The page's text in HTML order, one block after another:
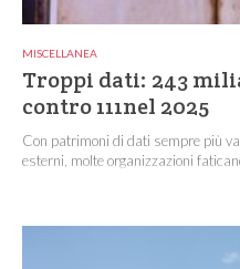
MISCELLANEA
Troppi dati: 243
contro 111nel 2025
Con patrimoni di dati sempre più
esterni, molte organizzazioni